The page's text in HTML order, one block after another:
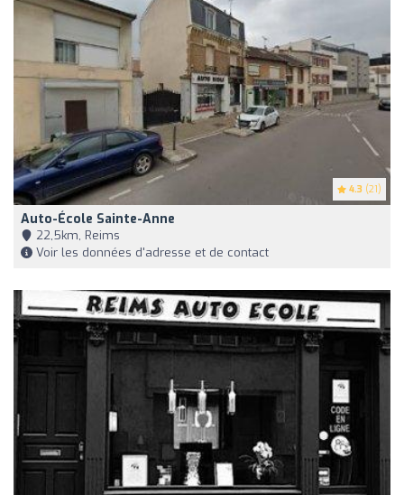
4.3 (21)
Auto-École Sainte-Anne
22,5km, Reims
Voir les données d'adresse et de contact